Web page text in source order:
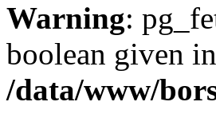
Warning:
boolean given in
/data/www/